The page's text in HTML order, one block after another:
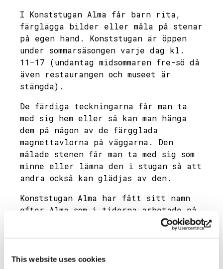
This website uses cookies
I Konststugan Alma får barn rita,
färglägga bilder eller måla på stenar
på egen hand. Konststugan är öppen
under sommarsäsongen varje dag kl.
11–17 (undantag midsommaren fre-sö då
även restaurangen och museet är
stängda).
De färdiga teckningarna får man ta
med sig hem eller så kan man hänga
dem på någon av de färgglada
magnettavlorna på väggarna. Den
målade stenen får man ta med sig som
minne eller lämna den i stugan så att
andra också kan glädjas av den.
Konststugan Alma har fått sitt namn
efter Alma som i tiderna arbetade på
gården. Hon bodde i stugan och hade
Foto: Söderlångvik gård / Hanna